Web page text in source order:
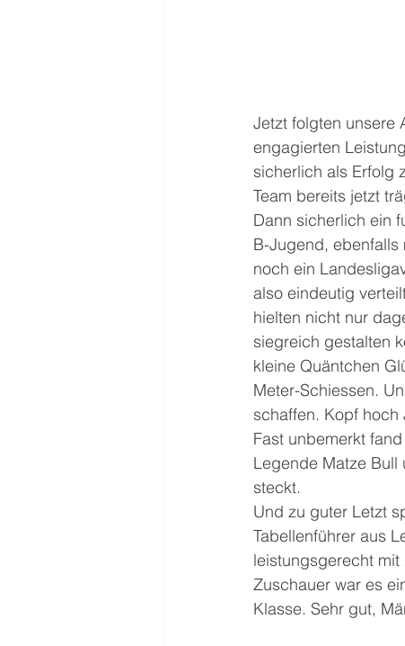
Jetzt folgten unsere
engagierten
sicherlich als Erfolg
Team bereits jetzt
Dann sicherlich ein
B-Jugend, ebenfalls
noch ein
also eindeutig
hielten nicht nur
siegreich gestalten
kleine Quäntchen
Meter-Schiessen.
schaffen. Kopf
Fast unbemerkt
Legende Matze Bull
steckt.
Und zu guter Letzt
Tabellenführer aus
leistungsgerecht
Zuschauer war es
Klasse. Sehr gut,